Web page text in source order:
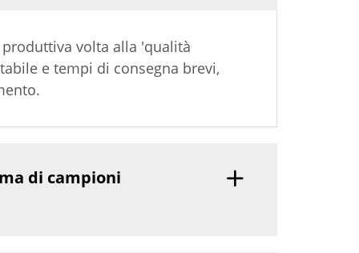
volta alla 'qualità
e tempi di consegna brevi,
di campioni